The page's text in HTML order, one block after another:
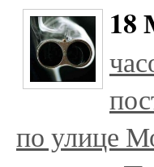
по улице